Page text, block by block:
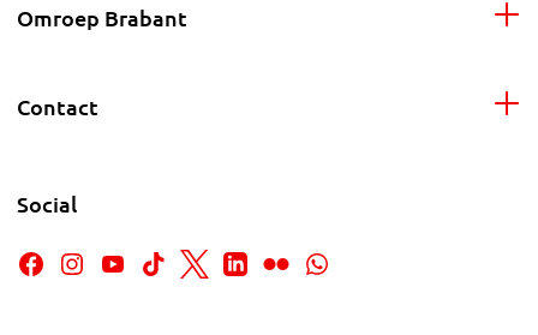
Omroep Brabant
Contact
Social